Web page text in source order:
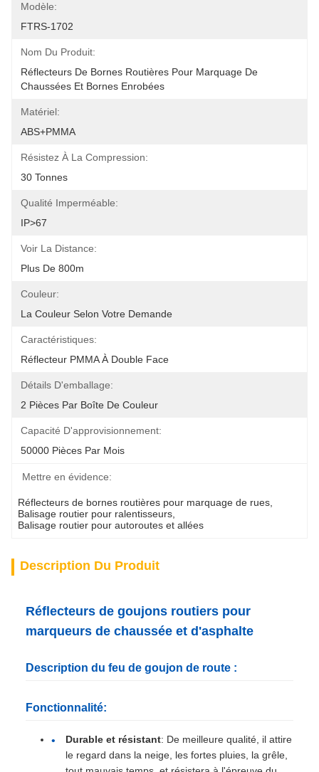
Modèle:
FTRS-1702
Nom Du Produit:
Réflecteurs De Bornes Routières Pour Marquage De
Chaussées Et Bornes Enrobées
Matériel:
ABS+PMMA
Résistez À La Compression:
30 Tonnes
Qualité Imperméable:
IP>67
Voir La Distance:
Plus De 800m
Couleur:
La Couleur Selon Votre Demande
Caractéristiques:
Réflecteur PMMA À Double Face
Détails D'emballage:
2 Pièces Par Boîte De Couleur
Capacité D'approvisionnement:
50000 Pièces Par Mois
Mettre en évidence:
Réflecteurs de bornes routières pour marquage de rues
Balisage routier pour ralentisseurs
Balisage routier pour autoroutes et allées
Description Du Produit
Réflecteurs de goujons routiers pour
marqueurs de chaussée et d'asphalte
Description du feu de goujon de route :
Fonctionnalité:
Durable et résistant: De meilleure qualité, il attire
le regard dans la neige, les fortes pluies, la grêle,